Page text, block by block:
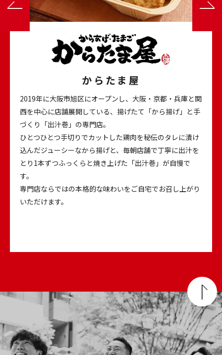
からたま屋
2019年に大阪市旭区にオープンし、大阪・京都・兵庫と関
西を中心に店舗展開している、揚げたて「から揚げ」と手
づくり「出汁巻」の専門店。
ひとつひとつ手切りでカットした鶏肉を秘伝のタレに漬け
込んだジューシーなから揚げと、 毎朝店舗で丁寧に出汁を
とり 1本ずつふっくらと焼き上げた「出汁巻」が自慢で
す。
専門店ならではの本格的な味わいをご自宅でお召し上がり
いただけます。